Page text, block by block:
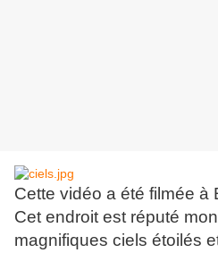
Cette vidéo a été filmée à
Cet endroit est réputé
magnifiques ciels étoilés